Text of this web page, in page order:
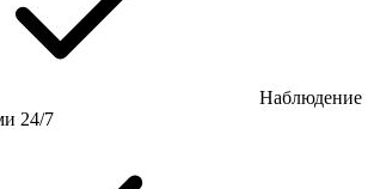
Наблюдение
24/7